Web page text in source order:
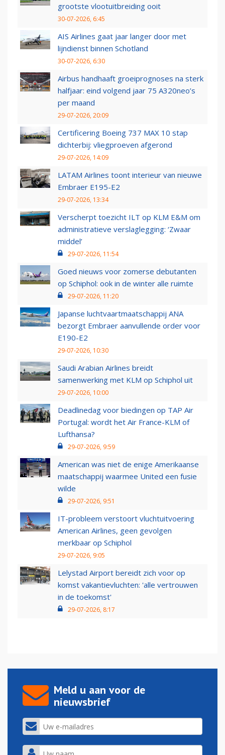
grootste vlootuitbreiding ooit
30-07-2026, 6:45
AIS Airlines gaat jaar langer door met
lijndienst binnen Schotland
30-07-2026, 6:30
Airbus handhaaft groeiprognoses na sterk
halfjaar: eind volgend jaar 75 A320neo’s
per maand
29-07-2026, 20:09
Certificering Boeing 737 MAX 10 stap
dichterbij: vliegproeven afgerond
29-07-2026, 14:09
LATAM Airlines toont interieur van nieuwe
Embraer E195-E2
29-07-2026, 13:34
Verscherpt toezicht ILT op KLM E&M om
administratieve verslaglegging: ‘Zwaar
middel’
29-07-2026, 11:54
Goed nieuws voor zomerse debutanten
op Schiphol: ook in de winter alle ruimte
29-07-2026, 11:20
Japanse luchtvaartmaatschappij ANA
bezorgt Embraer aanvullende order voor
E190-E2
29-07-2026, 10:30
Saudi Arabian Airlines breidt
samenwerking met KLM op Schiphol uit
29-07-2026, 10:00
Deadlinedag voor biedingen op TAP Air
Portugal: wordt het Air France-KLM of
Lufthansa?
29-07-2026, 9:59
American was niet de enige Amerikaanse
maatschappij waarmee United een fusie
wilde
29-07-2026, 9:51
IT-probleem verstoort vluchtuitvoering
American Airlines, geen gevolgen
merkbaar op Schiphol
29-07-2026, 9:05
Lelystad Airport bereidt zich voor op
komst vakantievluchten: 'alle vertrouwen
in de toekomst'
29-07-2026, 8:17
Meld u aan voor de
nieuwsbrief